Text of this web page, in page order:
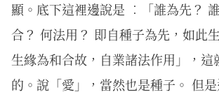
顯。底下這裡邊說是 ︰「誰為先？
合？ 何法用？ 即自種子為先，如此
生緣為和合故，自業諸法作用」，這
的。說「愛」，當然也是種子。 但是